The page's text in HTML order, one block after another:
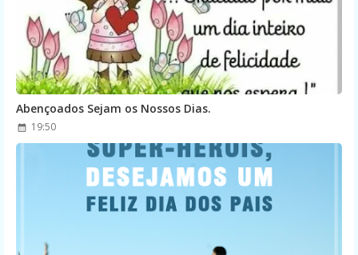
Abençoados Sejam os Nossos Dias.
19:50